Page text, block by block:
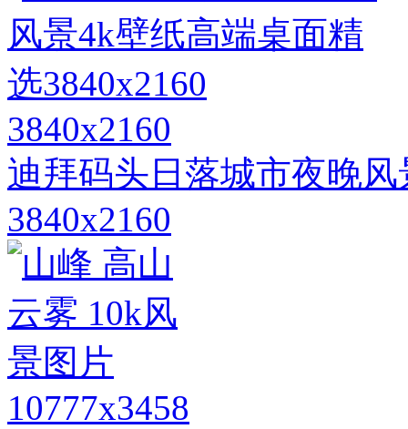
3840x2160
迪拜码头日落城市夜晚
3840x2160
10777x3458